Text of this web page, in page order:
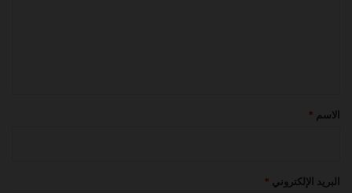
*الاسم *
البريد الإلكتروني *